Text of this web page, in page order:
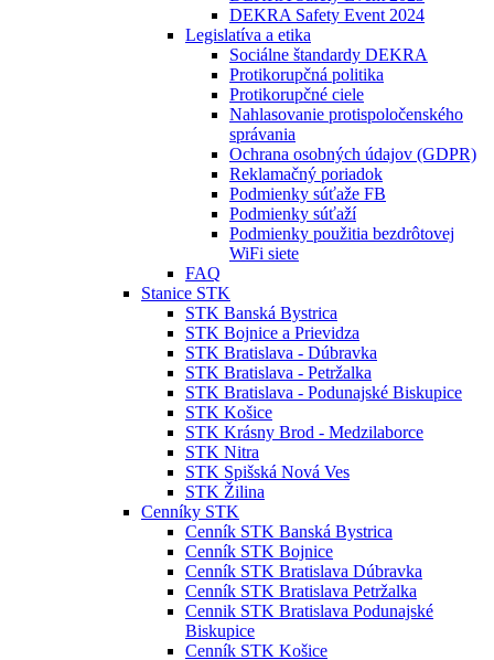
DEKRA Safety Event 2024
Legislatíva a etika
Sociálne štandardy DEKRA
Protikorupčná politika
Protikorupčné ciele
Nahlasovanie protispoločenského
správania
Ochrana osobných údajov (GDPR)
Reklamačný poriadok
Podmienky súťaže FB
Podmienky súťaží
Podmienky použitia bezdrôtovej
WiFi siete
FAQ
Stanice STK
STK Banská Bystrica
STK Bojnice a Prievidza
STK Bratislava - Dúbravka
STK Bratislava - Petržalka
STK Bratislava - Podunajské Biskupice
STK Košice
STK Krásny Brod - Medzilaborce
STK Nitra
STK Spišská Nová Ves
STK Žilina
Cenníky STK
Cenník STK Banská Bystrica
Cenník STK Bojnice
Cenník STK Bratislava Dúbravka
Cenník STK Bratislava Petržalka
Cennik STK Bratislava Podunajské
Biskupice
Cenník STK Košice